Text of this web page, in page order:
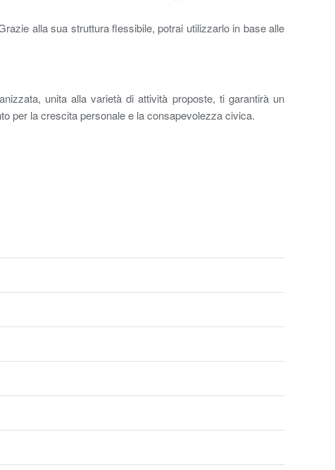
alla sua struttura flessibile, potrai utilizzarlo in base alle
unita alla varietà di attività proposte, ti garantirà un
per la crescita personale e la consapevolezza civica.